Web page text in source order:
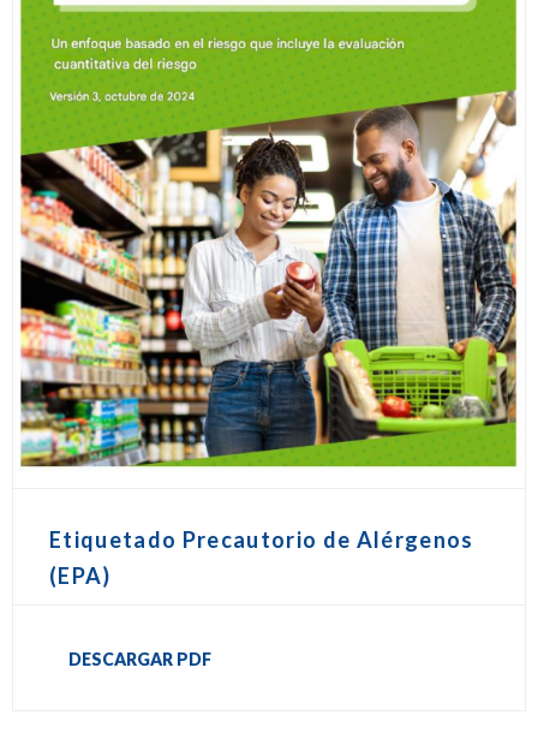
Etiquetado Precautorio de Alérgenos
(EPA)
DESCARGAR PDF